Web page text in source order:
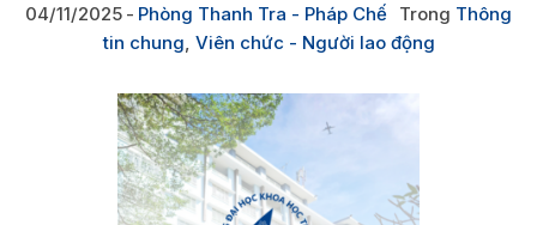
04/11/2025 Phòng Thanh Tra - Pháp Chế Trong Thông
tin chung Viên chức - Người lao động